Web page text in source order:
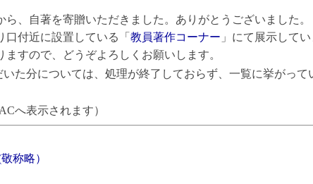
、自著を寄贈いただきました。ありがとうございました。
付近に設置している「 教員著作コーナー 」にて展示してい
すので、どうぞよろしくお願いします。
た分については、処理が終了しておらず、一覧に挙がっ
へ表示されます）
称略）